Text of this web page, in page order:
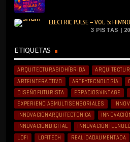
ELECTRIC PULSE – VOL. 5:
3 PISTAS |
ETIQUETAS
ARQUITECTURABIOHÍBRIDA
ARTEINTERACTIVO
ARTEYTECNOLOGÍA
DISEÑOFUTURISTA
ESPACIOSVINTAGE
EXPERIENCIASMULTISENSORIALES
INNOVACIÓNARQUITECTÓNICA
INNOVACIÓNDIGITAL
LOFI
LOFITECH REALIDADAUMENTADA